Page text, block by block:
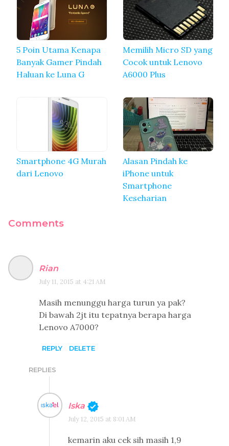
5 Poin Utama Kenapa
Banyak Gamer Pindah
Haluan ke Luna G
Memilih Micro SD yang
Cocok untuk Lenovo
A6000 Plus
Smartphone 4G Murah
dari Lenovo
Alasan Pindah ke
iPhone untuk
Smartphone
Keseharian
Comments
Rian
July 11, 2015 at 4:21 AM
Masih menunggu harga turun ya pak?
Di bawah 2jt itu tepatnya berapa harga
Lenovo A7000?
REPLY DELETE
REPLIES
Iska
July 12, 2015 at 8:01 AM
kemarin aku cek sih masih 1,9